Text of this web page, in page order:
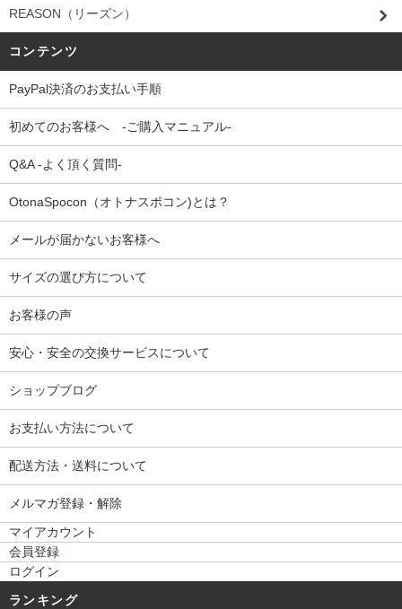
REASON（リーズン）
コンテンツ
PayPal決済のお支払い手順
初めてのお客様へ -ご購入マニュアル-
Q&A -よく頂く質問-
OtonaSpocon（オトナスポコン)とは？
メールが届かないお客様へ
サイズの選び方について
お客様の声
安心・安全の交換サービスについて
ショップブログ
お支払い方法について
配送方法・送料について
メルマガ登録・解除
マイアカウント
会員登録
ログイン
ランキング